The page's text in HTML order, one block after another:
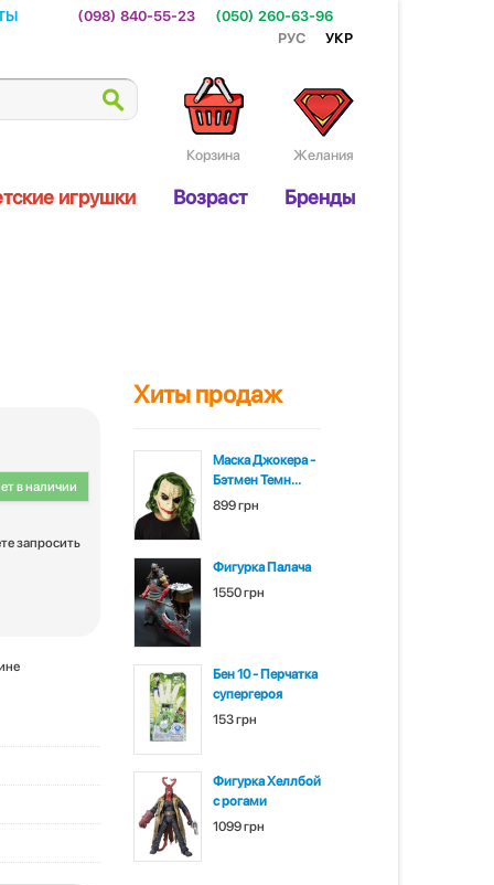
(098) 840-55-23
(050) 260-63-96
Рус
Укр
Желания
Корзина
игрушки Возраст Бренды
в наличии
запросить
Хиты продаж
Маска Джокера -
Бэтмен Темн...
899 грн
Фигурка Палача
1550 грн
Бен 10 - Перчатка
супергероя
153 грн
Фигурка Хеллбой
с рогами
1099 грн